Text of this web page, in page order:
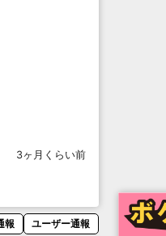
3ヶ月くらい前
報 ユーザー通報